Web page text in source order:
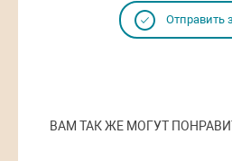
Отправить
ВАМ ТАК ЖЕ МОГУТ